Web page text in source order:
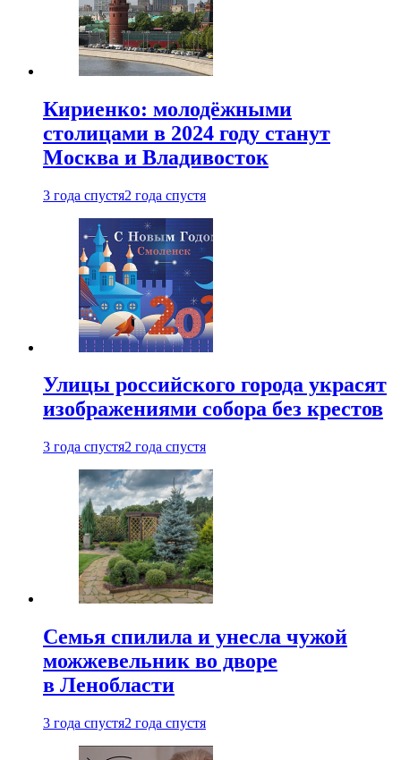
Кириенко: молодёжными
столицами в 2024 году станут
Москва и Владивосток
3 года спустя2 года спустя
Улицы российского города украсят
изображениями собора без крестов
3 года спустя2 года спустя
Семья спилила и унесла чужой
можжевельник во дворе
в Ленобласти
3 года спустя2 года спустя